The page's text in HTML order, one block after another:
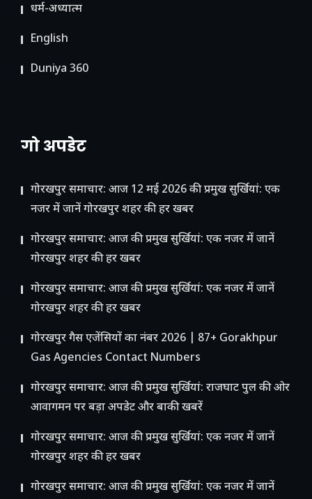
धर्म-अध्यात्म
English
Duniya 360
गो अपडेट
गोरखपुर समाचार: आज 12 मई 2026 की प्रमुख सुर्खियां: एक
नजर में जानें गोरखपुर शहर की हर खबर
गोरखपुर समाचार: आज की प्रमुख सुर्खियां: एक नजर में जानें
गोरखपुर शहर की हर खबर
गोरखपुर समाचार: आज की प्रमुख सुर्खियां: एक नजर में जानें
गोरखपुर शहर की हर खबर
गोरखपुर गैस एजेंसियों का नंबर 2026 | 87+ Gorakhpur
Gas Agencies Contact Numbers
गोरखपुर समाचार: आज की प्रमुख सुर्खियां: राजघाट पुल की ओर
आवागमन पर बड़ा अपडेट और बाकी खबरें
गोरखपुर समाचार: आज की प्रमुख सुर्खियां: एक नजर में जानें
गोरखपुर शहर की हर खबर
गोरखपुर समाचार: आज की प्रमुख सुर्खियां: एक नजर में जानें